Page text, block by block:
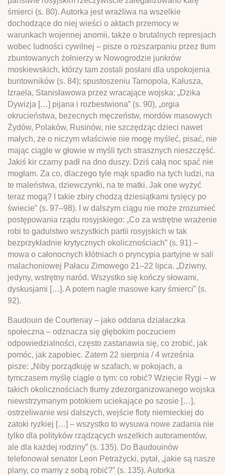
śmierci (s. 80). Autorka jest wrażliwa na wszelkie
dochodzące do niej wieści o aktach przemocy w
warunkach wojennej anomii, także o brutalnych represjach
wobec ludności cywilnej – pisze o rozszarpaniu przez tłum
zbuntowanych żołnierzy w Nowogrodzie junkrów
moskiewskich, którzy tam zostali posłani dla uspokojenia
buntowników (s. 84); spustoszeniu Tarnopola, Kałusza,
Izraela, Stanisławowa przez wracające wojska: „Dzika
Dywizja […] pijana i rozbestwiona” (s. 90), „orgia
okrucieństwa, bezecnych męczeństw, mordów masowych
Żydów, Polaków, Rusinów, nie szczędząc dzieci nawet
małych, że o niczym właściwie nie mogę myśleć, pisać, nie
mając ciągle w głowie w myśli tych strasznych nieszczęść.
Jakiś kir czarny padł na dno duszy. Dziś całą noc spać nie
mogłam. Za co, dlaczego tyle mąk spadło na tych ludzi, na
te maleństwa, dziewczynki, na te matki. Jak one wyżyć
teraz mogą? I takie zbiry chodzą dziesiątkami tysięcy po
świecie” (s. 97–98). I w dalszym ciągu nie może zrozumieć
postępowania rządu rosyjskiego: „Co za wstrętne wrażenie
robi to gadulstwo wszystkich partii rosyjskich w tak
bezprzykładnie krytycznych okolicznościach” (s. 91) –
mowa o całonocnych kłótniach o pryncypia partyjne w sali
malachoniowej Pałacu Zimowego 21–22 lipca. „Dziwny,
jedyny, wstrętny naród. Wszystko się kończy słowami,
dyskusjami […]. A potem nagle masowe kary śmierci” (s.
92).
Baudouin de Courtenay – jako oddana działaczka
społeczna – odznacza się głębokim poczuciem
odpowiedzialności, często zastanawia się, co zrobić, jak
pomóc, jak zapobiec. Zatem 22 sierpnia / 4 września
pisze: „Niby porządkuję w szafach, w pokojach, a
tymczasem myślę ciągle o tym: co robić? Wzięcie Rygi – w
takich okolicznościach tłumy zdezorganizowanego wojska
niewstrzymanym potokiem uciekające po szosie […],
ostrzeliwanie wsi dalszych, wejście floty niemieckiej do
zatoki ryzkiej […] – wszystko to wysuwa nowe zadania nie
tylko dla polityków rządzących wszelkich autoramentów,
ale dla każdej rodziny” (s. 135). Do Baudouinów
telefonował senator Leon Petrażycki, pytał, „jakie są nasze
plany, co mamy z sobą robić?” (s. 135). Autorka